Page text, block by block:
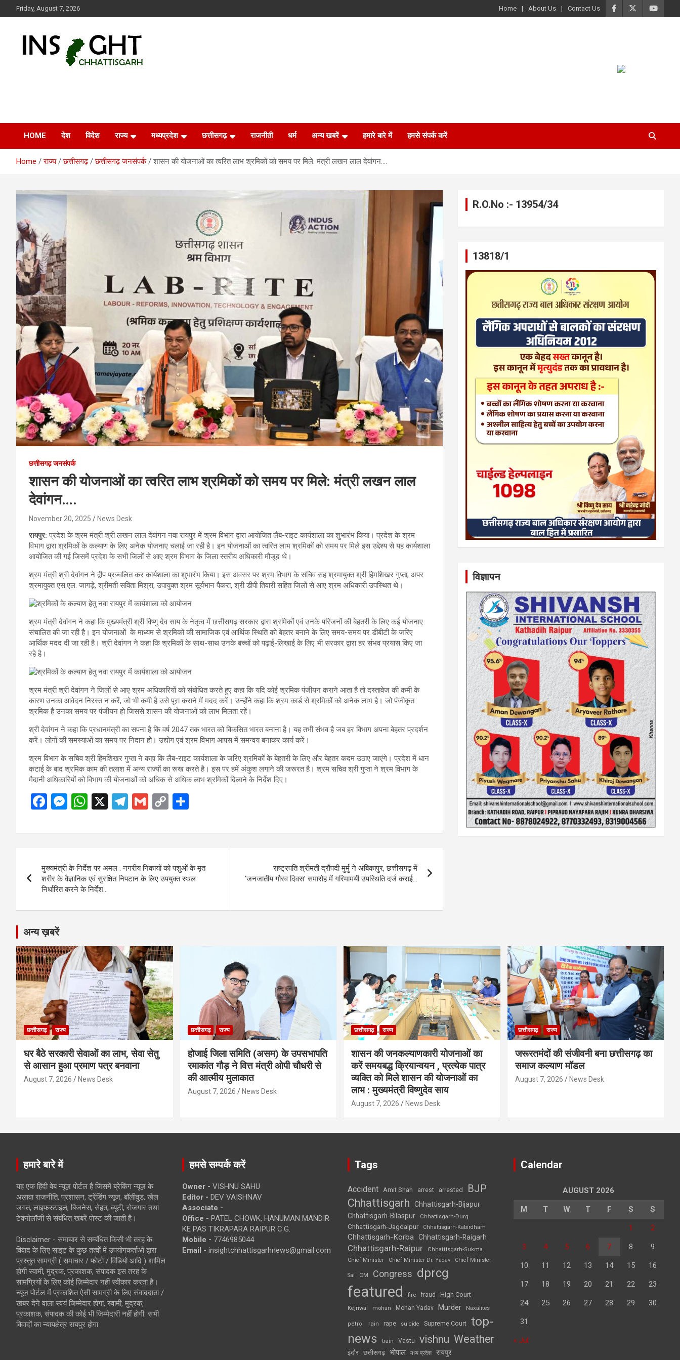
to
Friday, August 7, 2026 Home About Us Contact Us
HOME देश विदेश राज्य मध्यप्रदेश छत्तीसगढ़ राजनीती धर्म अन्य खबरें हमारे बारे में हमसे संपर्क करें
Home राज्य छत्तीसगढ़ छत्तीसगढ़ जनसंपर्क शासन की योजनाओं का त्वरित लाभ श्रमिकों को समय पर मिले: मंत्री लखन लाल देवांगन….
छत्तीसगढ़ जनसंपर्क
शासन की योजनाओं का त्वरित लाभ श्रमिकों को समय पर मिले: मंत्री लखन लाल
देवांगन….
November 20, 2025 News Desk
रायपुर:प्रदेश के श्रम मंत्री श्री लखन लाल देवांगन नवा रायपुर में श्रम विभाग द्वारा आयोजित लैब-राइट कार्यशाला का शुभारंभ किया। प्रदेश के श्रम
विभाग द्वारा श्रमिकों के कल्याण के लिए अनेक योजनाए चलाई जा रही है। इन योजनाओं का त्वरित लाभ श्रमिकों को समय पर मिले इस उद्देश्य से यह कार्यशाला
आयोजित की गई जिसमें प्रदेश के सभी जिलों से आए श्रम विभाग के जिला स्तरीय अधिकारी मौजूद थे।
श्रम मंत्री श्री देवांगन ने द्वीप प्रज्वलित कर कार्यशाला का शुभारंभ किया। इस अवसर पर श्रम विभाग के सचिव सह श्रमायुक्त श्री हिमशिखर गुप्ता, अपर
श्रमायुक्त एस.एल. जागड़े, श्रीमती सविता मिश्रा, उपायुक्त श्रम सूर्यभान पैकरा, श्री डीपी तिवारी सहित जिलों से आए श्रम अधिकारी उपस्थित थे।
श्रम मंत्री देवांगन ने कहा कि मुख्यमंत्री श्री विष्णु देव साय के नेतृत्व में छत्तीसगढ़ सरकार द्वारा श्रमिकों एवं उनके परिजनों की बेहतरी के लिए कई योजनाए
संचालित की जा रही है। इन योजनाओं के माध्यम से श्रमिकों की सामाजिक एवं आर्थिक स्थिति को बेहतर बनाने के लिए समय-समय पर डीबीटी के जरिए
आर्थिक मदद दी जा रही है। श्री देवांगन ने कहा कि श्रमिकों के साथ-साथ उनके बच्चों को पढ़ाई-लिखाई के लिए भी सरकार द्वारा हर संभव प्रयास किए जा
रहे है।
श्रम मंत्री श्री देवांगन ने जिलों से आए श्रम अधिकारियों को संबोधित करते हुए कहा कि यदि कोई श्रमिक पंजीयन कराने आता है तो दस्तावेज की कमी के
कारण उनका आवेदन निरस्त न करें, जो भी कमी है उसे पूरा कराने में मदद करें। उन्होंने कहा कि श्रम कार्ड से श्रमिकों को अनेक लाभ है। जो पंजीकृत
श्रमिक है उनका समय पर पंजीयन हो जिससे शासन की योजनाओं को लाभ मिलता रहें।
श्री देवांगन ने कहा कि प्रधानमंत्री का सपना है कि वर्ष 2047 तक भारत को विकसित भारत बनाना है। यह तभी संभव है जब हर विभाग अपना बेहतर प्रदर्शन
करें। लोगों की समस्याओं का समय पर निदान हो। उद्योग एवं श्रम विभाग आपस में समन्वय बनाकर कार्य करें।
श्रम विभाग के सचिव श्री हिमशिखर गुप्ता ने कहा कि लैब-राइट कार्यशाला के जरिए श्रमिकों के बेहतरी के लिए और बेहतर कदम उठाए जाएंगे। प्रदेश में धान
कटाई के बाद श्रमिक काम की तलाश में अन्य राज्यों का रूख करते है। इस पर हमें अंकुश लगाने की जरूरत है। श्रम सचिव श्री गुप्ता ने श्रम विभाग के
मैदानी अधिकारियों को विभाग की योजनाओं को अधिक से अधिक लाभ श्रमिकों दिलाने के निर्देश दिए।
F
ce
o
o
k
M
se
g
er
W
at
A
p
p
X
T
e
a
m
G
ail
C
py
n
k
ar
navigation
मुख्यमंत्री के निर्देश पर अमल : नगरीय निकायों को पशुओं के मृत
शरीर के वैज्ञानिक एवं सुरक्षित निपटान के लिए उपयुक्त स्थल
निर्धारित करने के निर्देश…
राष्ट्रपति श्रीमती द्रौपदी मुर्मु ने अंबिकापुर, छत्तीसगढ़ में
‘जनजातीय गौरव दिवस’ समारोह में गरिमामयी उपस्थिति दर्ज कराई…
R.O.No :- 13954/34
13818/1
विज्ञापन
अन्य ख़बरें
छत्तीसगढ़ राज्य
घर बैठे सरकारी सेवाओं का लाभ, सेवा सेतु
से आसान हुआ प्रमाण पत्र बनवाना
August 7, 2026 News Desk
छत्तीसगढ़ राज्य
होजाई जिला समिति (असम) के उपसभापति
रमाकांत गौड़ ने वित्त मंत्री ओपी चौधरी से
की आत्मीय मुलाकात
August 7, 2026 News Desk
छत्तीसगढ़ राज्य
शासन की जनकल्याणकारी योजनाओं का
करें समयबद्ध क्रियान्वयन , प्रत्येक पात्र
व्यक्ति को मिले शासन की योजनाओं का
लाभ : मुख्यमंत्री विष्णुदेव साय
August 7, 2026 News Desk
छत्तीसगढ़ राज्य
जरूरतमंदों की संजीवनी बना छत्तीसगढ़ का
समाज कल्याण मॉडल
August 7, 2026 News Desk
हमारे बारे में
यह एक हिंदी वेब न्यूज़ पोर्टल है जिसमें ब्रेकिंग न्यूज़ के
अलावा राजनीति, प्रशासन, ट्रेंडिंग न्यूज, बॉलीवुड, खेल
जगत, लाइफस्टाइल, बिजनेस, सेहत, ब्यूटी, रोजगार तथा
टेक्नोलॉजी से संबंधित खबरें पोस्ट की जाती है।
Disclaimer - समाचार से सम्बंधित किसी भी तरह के
विवाद के लिए साइट के कुछ तत्वों में उपयोगकर्ताओं द्वारा
प्रस्तुत सामग्री ( समाचार / फोटो / विडियो आदि ) शामिल
होगी स्वामी, मुद्रक, प्रकाशक, संपादक इस तरह के
सामग्रियों के लिए कोई ज़िम्मेदार नहीं स्वीकार करता है।
न्यूज़ पोर्टल में प्रकाशित ऐसी सामग्री के लिए संवाददाता /
खबर देने वाला स्वयं जिम्मेदार होगा, स्वामी, मुद्रक,
प्रकाशक, संपादक की कोई भी जिम्मेदारी नहीं होगी. सभी
विवादों का न्यायक्षेत्र रायपुर होगा
हमसे सम्पर्क करें
Owner - VISHNU SAHU
Editor - DEV VAISHNAV
Associate -
Office - PATEL CHOWK, HANUMAN MANDIR
KE PAS TIKRAPARA RAIPUR C.G.
Mobile - 7746985044
Email - insightchhattisgarhnews@gmail.com
Tags
Accident Amit Shah arrest arrested BJP
Chhattisgarh
Chhattisgarh-Bijapur
Chhattisgarh-Bilaspur
Chhattisgarh-Durg
Chhattisgarh-Jagdalpur Chhattisgarh-Kabirdham
Chhattisgarh-Korba Chhattisgarh-Raigarh
Chhattisgarh-Raipur
Chhattisgarh-Sukma
Chief Minister
Chief Minister Dr. Yadav Chief Minister
Sai CM Congress dprcg
featured fire fraud High Court
Kejriwal mohan Mohan Yadav Murder Naxalites
petrol rain rape suicide Supreme Court top-
news
train Vastu vishnu Weather
इंदौर छत्तीसगढ़ भोपाल मध्य प्रदेश रायपुर
Calendar
AUGUST 2026
M T W T F S S
1 2
3 4 5 6 7 8 9
10 11 12 13 14 15 16
17 18 19 20 21 22 23
24 25 26 27 28 29 30
31
« Jul